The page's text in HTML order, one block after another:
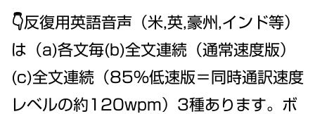
👇反復用英語音声（米,英,豪州,インド等）
は（a)各文毎(b)全文連続（通常速度版）
(c)全文連続（85%低速版＝同時通訳速度
レベルの約120wpm）3種あります。ボ